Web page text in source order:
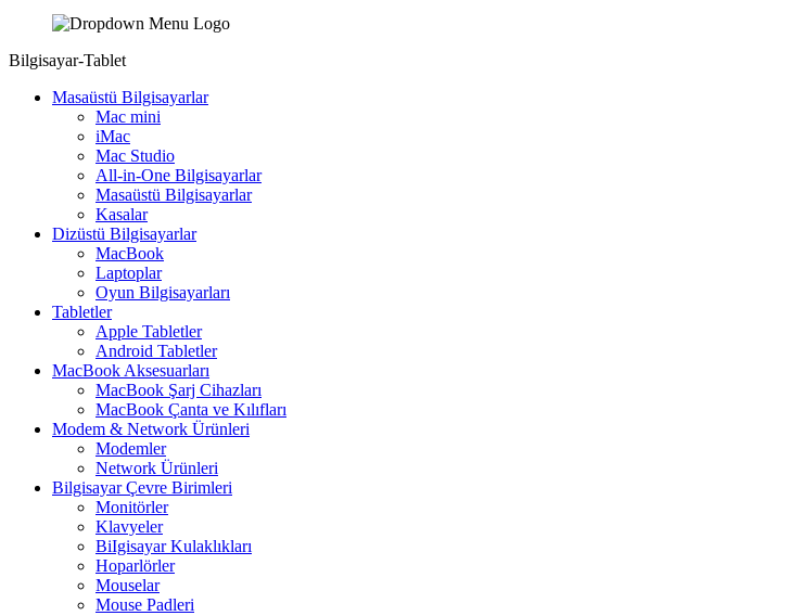
Bilgisayar-Tablet
Masaüstü Bilgisayarlar
Mac mini
iMac
Mac Studio
All-in-One Bilgisayarlar
Masaüstü Bilgisayarlar
Kasalar
Dizüstü Bilgisayarlar
MacBook
Laptoplar
Oyun Bilgisayarları
Tabletler
Apple Tabletler
Android Tabletler
MacBook Aksesuarları
MacBook Şarj Cihazları
MacBook Çanta ve Kılıfları
Modem & Network Ürünleri
Modemler
Network Ürünleri
Bilgisayar Çevre Birimleri
Monitörler
Klavyeler
BiIgisayar Kulaklıkları
Hoparlörler
Mouselar
Mouse Padleri